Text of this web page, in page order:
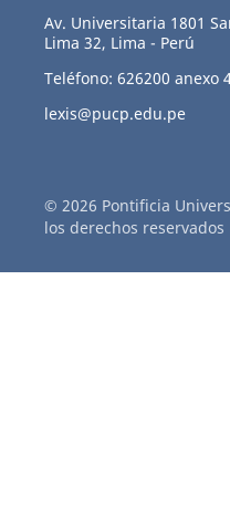
Av. Universitaria 1801
Lima 32, Lima - Perú
Teléfono: 626200 anexo
lexis@pucp.edu.pe
© 2026 Pontificia
los derechos reservados